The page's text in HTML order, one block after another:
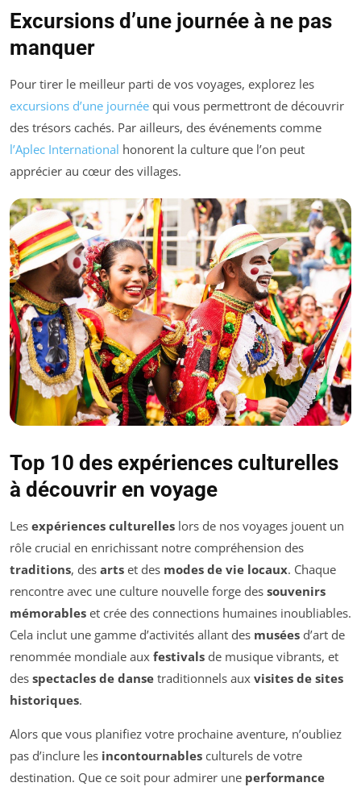
Excursions d’une journée à ne pas
manquer
Pour tirer le meilleur parti de vos voyages, explorez les
excursions d’une journée qui vous permettront de découvrir
des trésors cachés. Par ailleurs, des événements comme
l’Aplec International honorent la culture que l’on peut
apprécier au cœur des villages.
Top 10 des expériences culturelles
à découvrir en voyage
Les expériences culturelles lors de nos voyages jouent un
rôle crucial en enrichissant notre compréhension des
traditions, des arts et des modes de vie locaux. Chaque
rencontre avec une culture nouvelle forge des souvenirs
mémorables et crée des connections humaines inoubliables.
Cela inclut une gamme d’activités allant des musées d’art de
renommée mondiale aux festivals de musique vibrants, et
des spectacles de danse traditionnels aux visites de sites
historiques.
Alors que vous planifiez votre prochaine aventure, n’oubliez
pas d’inclure les incontournables culturels de votre
destination. Que ce soit pour admirer une performance